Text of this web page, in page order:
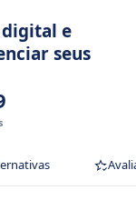
e
seus